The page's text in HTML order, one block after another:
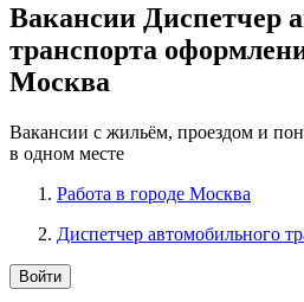
Вакансии Диспетчер
транспорта
Москва
Вакансии с жильём, проездом и
в одном месте
Работа в городе Москва
Диспетчер автомобильного
Войти